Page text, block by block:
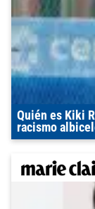
Quién es Kiki
racismo